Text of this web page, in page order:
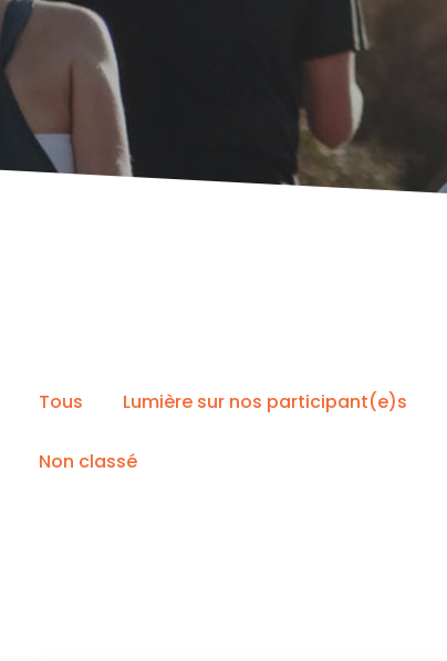
Tous Lumière sur nos participant(e)s
Non classé